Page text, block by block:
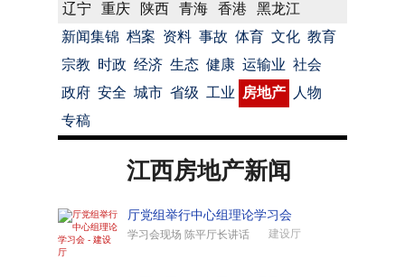
辽宁
重庆 陕西 青海 香港
黑龙江
新闻集锦 档案 资料 事故 体育 文化 教育
宗教 时政 经济 生态 健康 运输业 社会
政府 安全 城市 省级 工业 房地产
人物
专稿
江西房地产新闻
厅党组举行中心组理论学习会
学习会现场 陈平厅长讲话 建设厅